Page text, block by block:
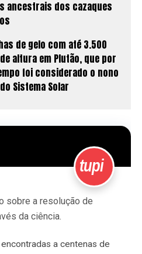
ancestrais dos cazaques
de gelo com até 3.500
altura em Plutão, que por
foi considerado o nono
Sistema Solar
tupi
sobre a resolução de
da ciência.
a centenas de